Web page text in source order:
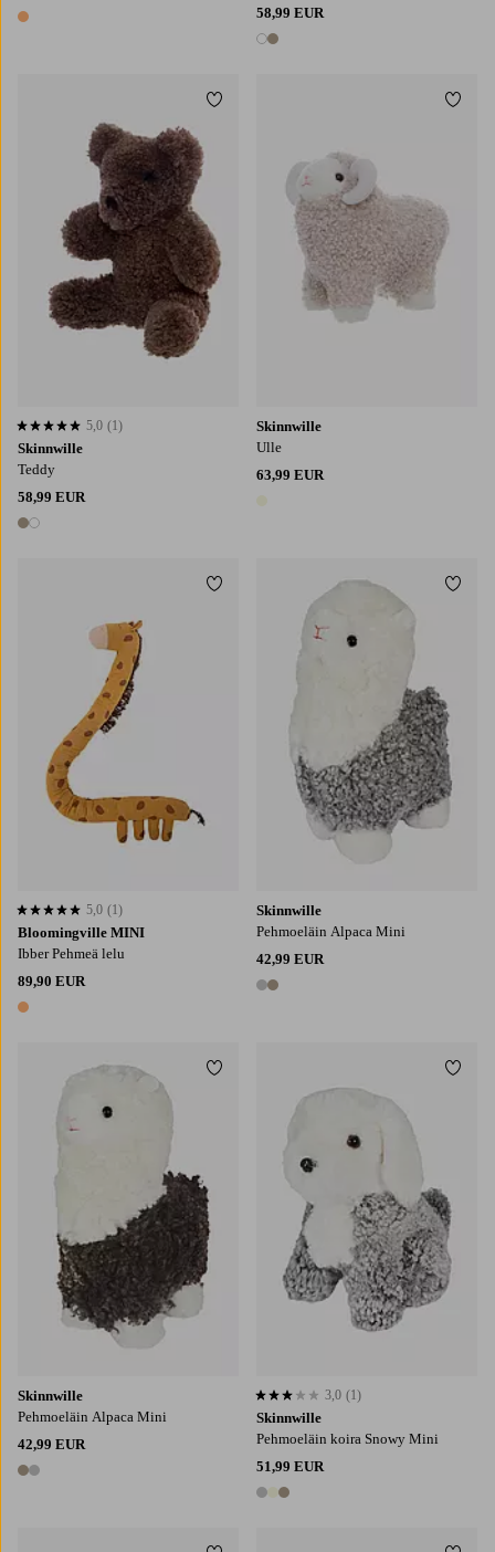
1 väri
58,99 EUR
2 värejä
Skinnwille
Teddy
58,99 EUR
2 värejä
5,0 perustuen 1 arvosanaan
5,0 (1)
Lisää suosikkeihin
Skinnwille
Ulle
63,99 EUR
Bloomingville MINI
Ibber Pehmeä lelu
89,90 EUR
1 väri
5,0 perustuen 1 arvosanaan
5,0 (1)
Lisää suosikkeihin
Skinnwille
Pehmoeläin Alpaca Mini
42,99 EUR
2 värejä
Skinnwille
Pehmoeläin Alpaca Mini
42,99 EUR
2 värejä
Lisää suosikkeihin
Skinnwille
Pehmoeläin koira Snowy Mini
51,99 EUR
3 värejä
3,0 perustuen 1 arvosanaan
3,0 (1)